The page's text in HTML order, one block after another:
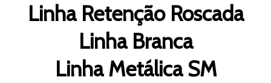
Linha Retenção Roscada
Linha Branca
Linha Metálica SM